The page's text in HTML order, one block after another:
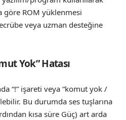
göre ROM yüklenmesi
veya uzman desteğine
Yok” Hatası
“!” işareti veya “komut yok /
Bu durumda ses tuşlarına
kısa süre Güç) art arda